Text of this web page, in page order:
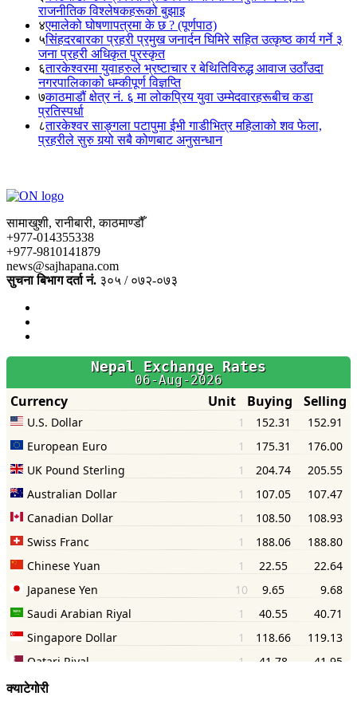
राजनीतिक विश्लेषकहरूको बुझाइ
४एमालेको घोषणापत्रमा के छ ? (पूर्णपाठ)
५सिंहदरबारका प्रहरी प्रमुख जनार्दन घिमिरे सहित उत्कृष्ठ कार्य गर्ने ३
जना प्रहरी अधिकृत पुरस्कृत
६तारकेश्वरमा युवाहरुले भ्रष्टाचार र बेथितिविरुद्ध आवाज उठाँउदा
नगरपालिकाको धम्कीपूर्ण विज्ञप्ति
७काठमाडौं क्षेत्र नं. ६ मा लोकप्रिय युवा उम्मेदवारहरूबीच कडा
प्रतिस्पर्धा
८तारकेश्वर साङ्गला पटापुमा ईभी गाडीभित्र महिलाको शव फेला,
प्रहरीले सुरु गर्‍यो सबै कोणबाट अनुसन्धान
सामाखुशी, रानीबारी, काठमाण्डौँ
+977-014355338
+977-9810141879
news@sajhapana.com
सुचना बिभाग दर्ता नं. ३०५ / ०७२-०७३
क्याटेगोरी